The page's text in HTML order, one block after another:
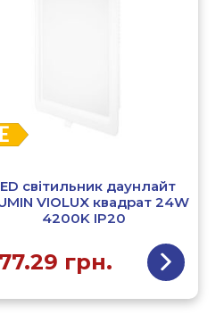
світильник даунлайт
VIOLUX квадрат 24W
4200K IP20
грн.